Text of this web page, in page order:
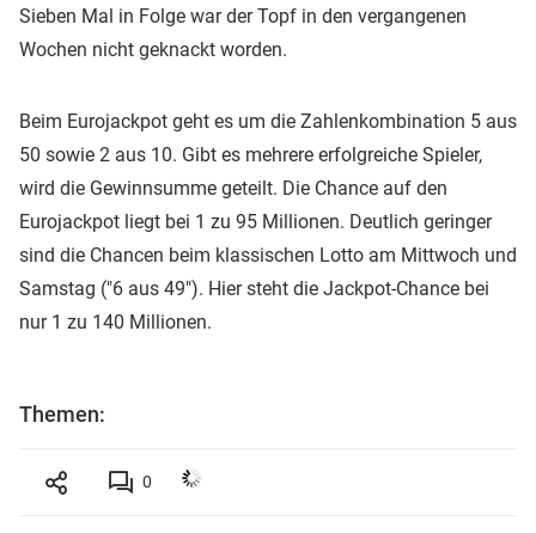
Sieben Mal in Folge war der Topf in den vergangenen
Wochen nicht geknackt worden.
Beim Eurojackpot geht es um die Zahlenkombination 5 aus
50 sowie 2 aus 10. Gibt es mehrere erfolgreiche Spieler,
wird die Gewinnsumme geteilt. Die Chance auf den
Eurojackpot liegt bei 1 zu 95 Millionen. Deutlich geringer
sind die Chancen beim klassischen Lotto am Mittwoch und
Samstag ("6 aus 49"). Hier steht die Jackpot-Chance bei
nur 1 zu 140 Millionen.
Themen:
0